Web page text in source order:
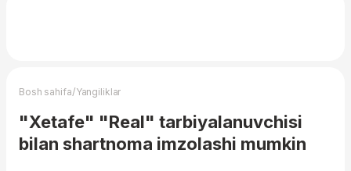
Bosh sahifa/Yangiliklar
"Xetafe" "Real" tarbiyalanuvchisi
bilan shartnoma imzolashi mumkin